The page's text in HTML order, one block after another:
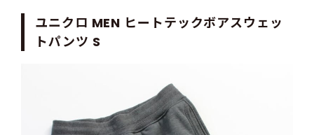
ユニクロ MEN ヒートテックボアスウェッ
トパンツ S